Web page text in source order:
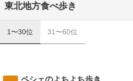
東北地方食べ歩き
1〜30位 31〜60位
ペシェのよちよち歩き